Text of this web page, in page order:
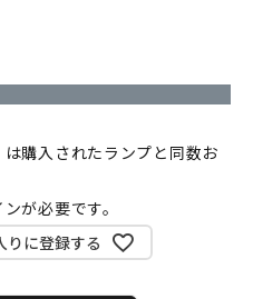
購入されたランプと同数お
が必要です。
りに登録する